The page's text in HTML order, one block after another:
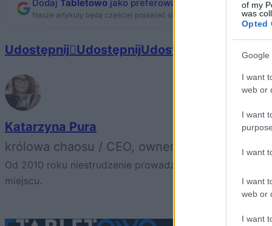
of my
was
Opted
Google
I want
web or
I want
I want
I want
web or
I want
Dodaj Tabletowo jako preferowane źródło w Google
Nasze artykuły będą częściej pojawiać się w Twoich wynikach
Udostępnij UdostępnijUdostępnij Udostępnij
Katarzyna Pura
królowa chaosu / CEO, owner, editor in chief
Od 2010 roku niestrudzenie prowadzę Tabletowo,
miejscu.